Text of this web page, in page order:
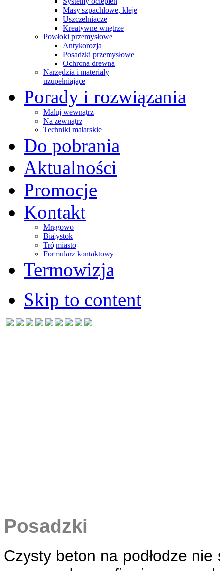
Masy szpachlowe, kleje
Uszczelniacze
Kreatywne wnętrze
Powłoki przemysłowe
Antykorozja
Posadzki przemysłowe
Ochrona drewna
Narzędzia i materiały
uzupełniające
Porady i rozwiązania
Maluj wewnątrz
Na zewnątrz
Techniki malarskie
Do pobrania
Aktualności
Promocje
Kontakt
Mrągowo
Białystok
Trójmiasto
Formularz kontaktowy
Termowizja
Skip to content
Posadzki
Czysty beton na podłodze